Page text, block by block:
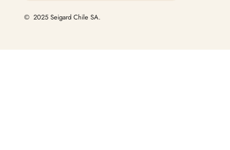
© 2025 Seigard Chile SA.